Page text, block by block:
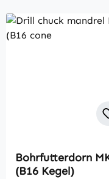
Bohrfutterdorn
(B16 Kegel)